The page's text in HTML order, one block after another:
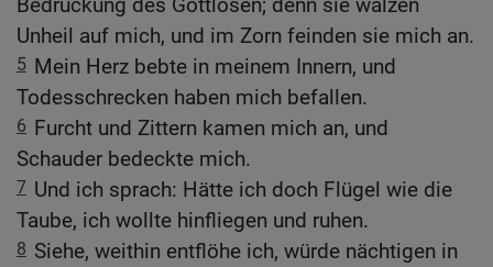
Unheil auf mich, und im Zorn feinden sie mich an.
5 Mein Herz bebte in meinem Innern, und
Todesschrecken haben mich befallen.
6 Furcht und Zittern kamen mich an, und
Schauder bedeckte mich.
7 Und ich sprach: Hätte ich doch Flügel wie die
Taube, ich wollte hinfliegen und ruhen.
8 Siehe, weithin entflöhe ich, würde nächtigen in